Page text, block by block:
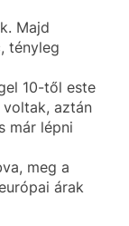
Majd
tényleg
10-től este
voltak, aztán
már lépni
meg a
árak